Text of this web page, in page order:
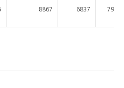
8867 6837 7980